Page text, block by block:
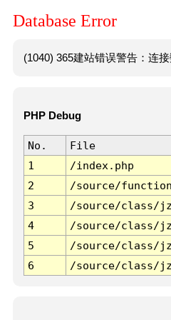
Database Error
(1040) 365建站错误警告：连
PHP Debug
No. File
1
/index.php
2
/source/
3
/source/class/
4
/source/class/
5
/source/class/
6
/source/class/